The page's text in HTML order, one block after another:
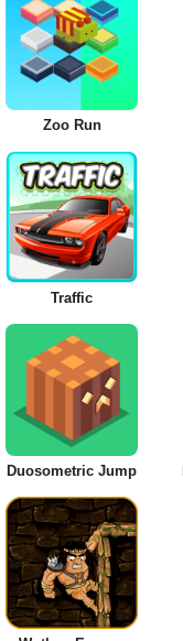
Zoo Run
Traffic
Duosometric Jump